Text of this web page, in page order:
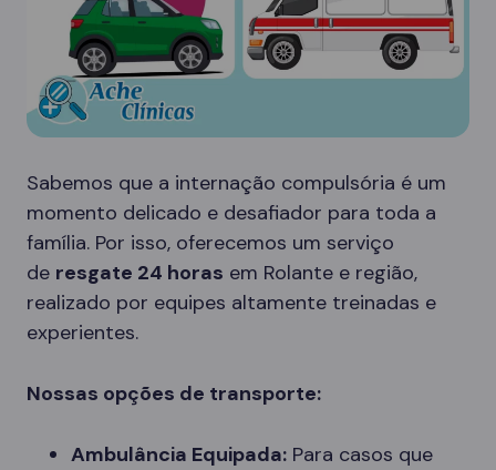
Sabemos que a internação compulsória é um
momento delicado e desafiador para toda a
família. Por isso, oferecemos um serviço
de resgate 24 horas em Rolante e região,
realizado por equipes altamente treinadas e
experientes.
Nossas opções de transporte:
Ambulância Equipada: Para casos que